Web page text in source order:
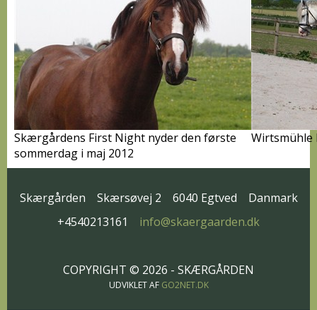
Skærgårdens First Night nyder den første
sommerdag i maj 2012
Wirtsmühle
Skærgården Skærsøvej 2 6040 Egtved
Danmark
+4540213161
info@skaergaarden.dk
COPYRIGHT © 2026 - SKÆRGÅRDEN
UDVIKLET AF GO2NET.DK